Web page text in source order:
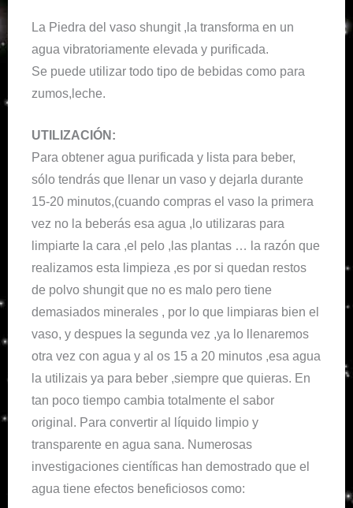
La Piedra del vaso shungit ,la transforma en un
agua vibratoriamente elevada y purificada.
Se puede utilizar todo tipo de bebidas como para
zumos,leche.
UTILIZACIÓN:
Para obtener agua purificada y lista para beber,
sólo tendrás que llenar un vaso y dejarla durante
15-20 minutos,(cuando compras el vaso la primera
vez no la beberás esa agua ,lo utilizaras para
limpiarte la cara ,el pelo ,las plantas … la razón que
realizamos esta limpieza ,es por si quedan restos
de polvo shungit que no es malo pero tiene
demasiados minerales , por lo que limpiaras bien el
vaso, y despues la segunda vez ,ya lo llenaremos
otra vez con agua y al os 15 a 20 minutos ,esa agua
la utilizais ya para beber ,siempre que quieras. En
tan poco tiempo cambia totalmente el sabor
original. Para convertir al líquido limpio y
transparente en agua sana. Numerosas
investigaciones científicas han demostrado que el
agua tiene efectos beneficiosos como: